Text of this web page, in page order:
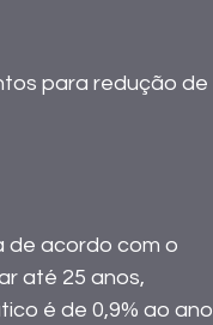
para redução de
de acordo com o
até 25 anos,
é de 0,9% ao ano